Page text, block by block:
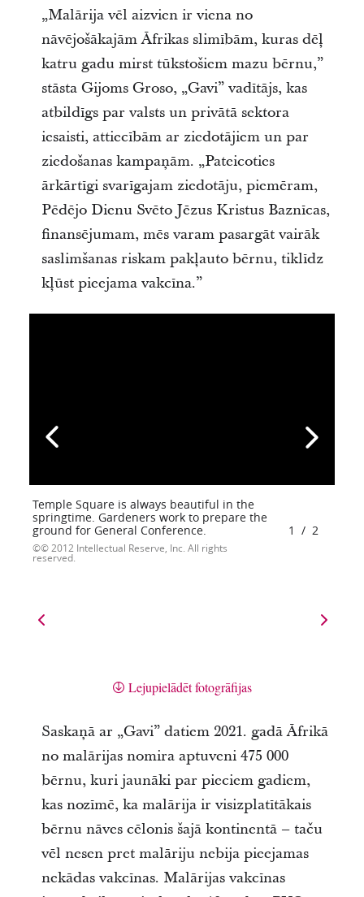
„Malārija vēl aizvien ir viena no
nāvējošākajām Āfrikas slimībām, kuras dēļ
katru gadu mirst tūkstošiem mazu bērnu,”
stāsta Gijoms Groso, „Gavi” vadītājs, kas
atbildīgs par valsts un privātā sektora
iesaisti, attiecībām ar ziedotājiem un par
ziedošanas kampaņām. „Pateicoties
ārkārtīgi svarīgajam ziedotāju, piemēram,
Pēdējo Dienu Svēto Jēzus Kristus Baznīcas,
finansējumam, mēs varam pasargāt vairāk
saslimšanas riskam pakļauto bērnu, tiklīdz
kļūst pieejama vakcīna.”
Temple Square is always beautiful in the
springtime. Gardeners work to prepare the
ground for General Conference.
© 2012 Intellectual Reserve, Inc. All rights
reserved.
1 / 2
Lejupielādēt fotogrāfijas
Saskaņā ar „Gavi” datiem 2021. gadā Āfrikā
no malārijas nomira aptuveni 475 000
bērnu, kuri jaunāki par pieciem gadiem,
kas nozīmē, ka malārija ir visizplatītākais
bērnu nāves cēlonis šajā kontinentā – taču
vēl nesen pret malāriju nebija pieejamas
nekādas vakcīnas. Malārijas vakcīnas